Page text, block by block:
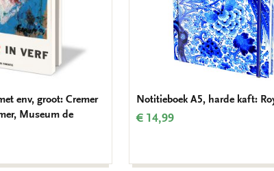
env, groot: Cremer
Museum de
Notitieboek A5, harde kaft:
€ 14,99